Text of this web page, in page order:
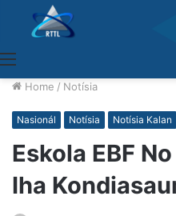
Home / Notísia
Nasionál Notísia Notísia Kalan
Eskola EBF
Iha